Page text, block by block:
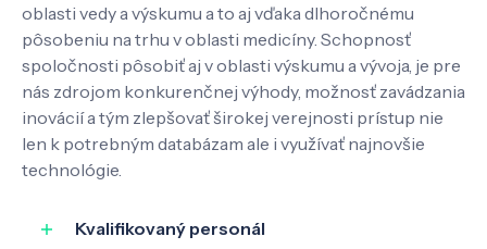
Kontakt
SK EN
oblasti vedy a výskumu a to aj vďaka dlhoročnému
pôsobeniu na trhu v oblasti medicíny. Schopnosť
spoločnosti pôsobiť aj v oblasti výskumu a vývoja, je pre
nás zdrojom konkurenčnej výhody, možnosť zavádzania
inovácií a tým zlepšovať širokej verejnosti prístup nie
len k potrebným databázam ale i využívať najnovšie
technológie.
Kvalifikovaný personál